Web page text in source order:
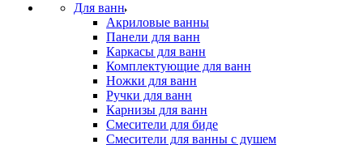
Для ванн
Акриловые ванны
Панели для ванн
Каркасы для ванн
Комплектующие для ванн
Ножки для ванн
Ручки для ванн
Карнизы для ванн
Смесители для биде
Смесители для ванны с душем